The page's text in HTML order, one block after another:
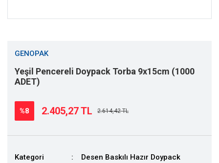
GENOPAK
Yeşil Pencereli Doypack Torba 9x15cm (1000
ADET)
%8 2.405,27 TL 2.614,42 TL
Kategori
Desen Baskılı Hazır Doypack